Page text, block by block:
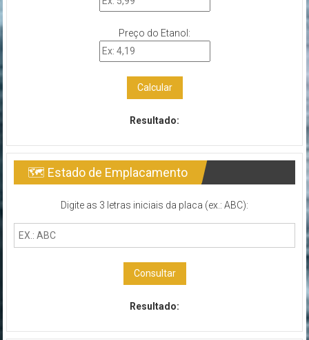
Preço do Etanol:
Calcular
Resultado:
🗺 Estado de Emplacamento
Digite as 3 letras iniciais da placa (ex.: ABC):
Consultar
Resultado: